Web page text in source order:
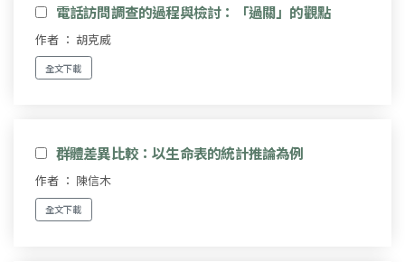
電話訪問調查的過程與檢討：「過關」的觀點
作者 ： 胡克威
全文下載
群體差異比較：以生命表的統計推論為例
作者 ： 陳信木
全文下載